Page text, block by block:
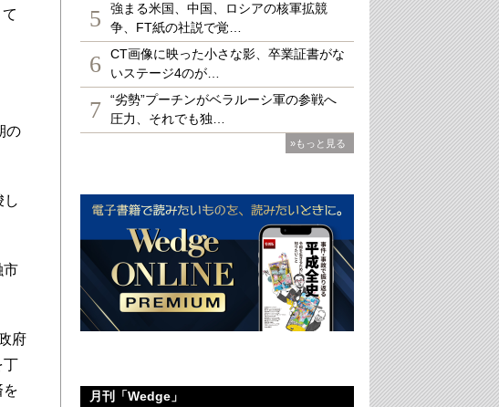
の
し
市
府
丁
を
5
強まる米国、中国、ロシアの核軍拡競
争、FT紙の社説で覚…
6
CT画像に映った小さな影、卒業証書がな
いステージ4のが…
7
“劣勢”プーチンがベラルーシ軍の参戦へ
圧力、それでも独…
»もっと見る
月刊「Wedge」